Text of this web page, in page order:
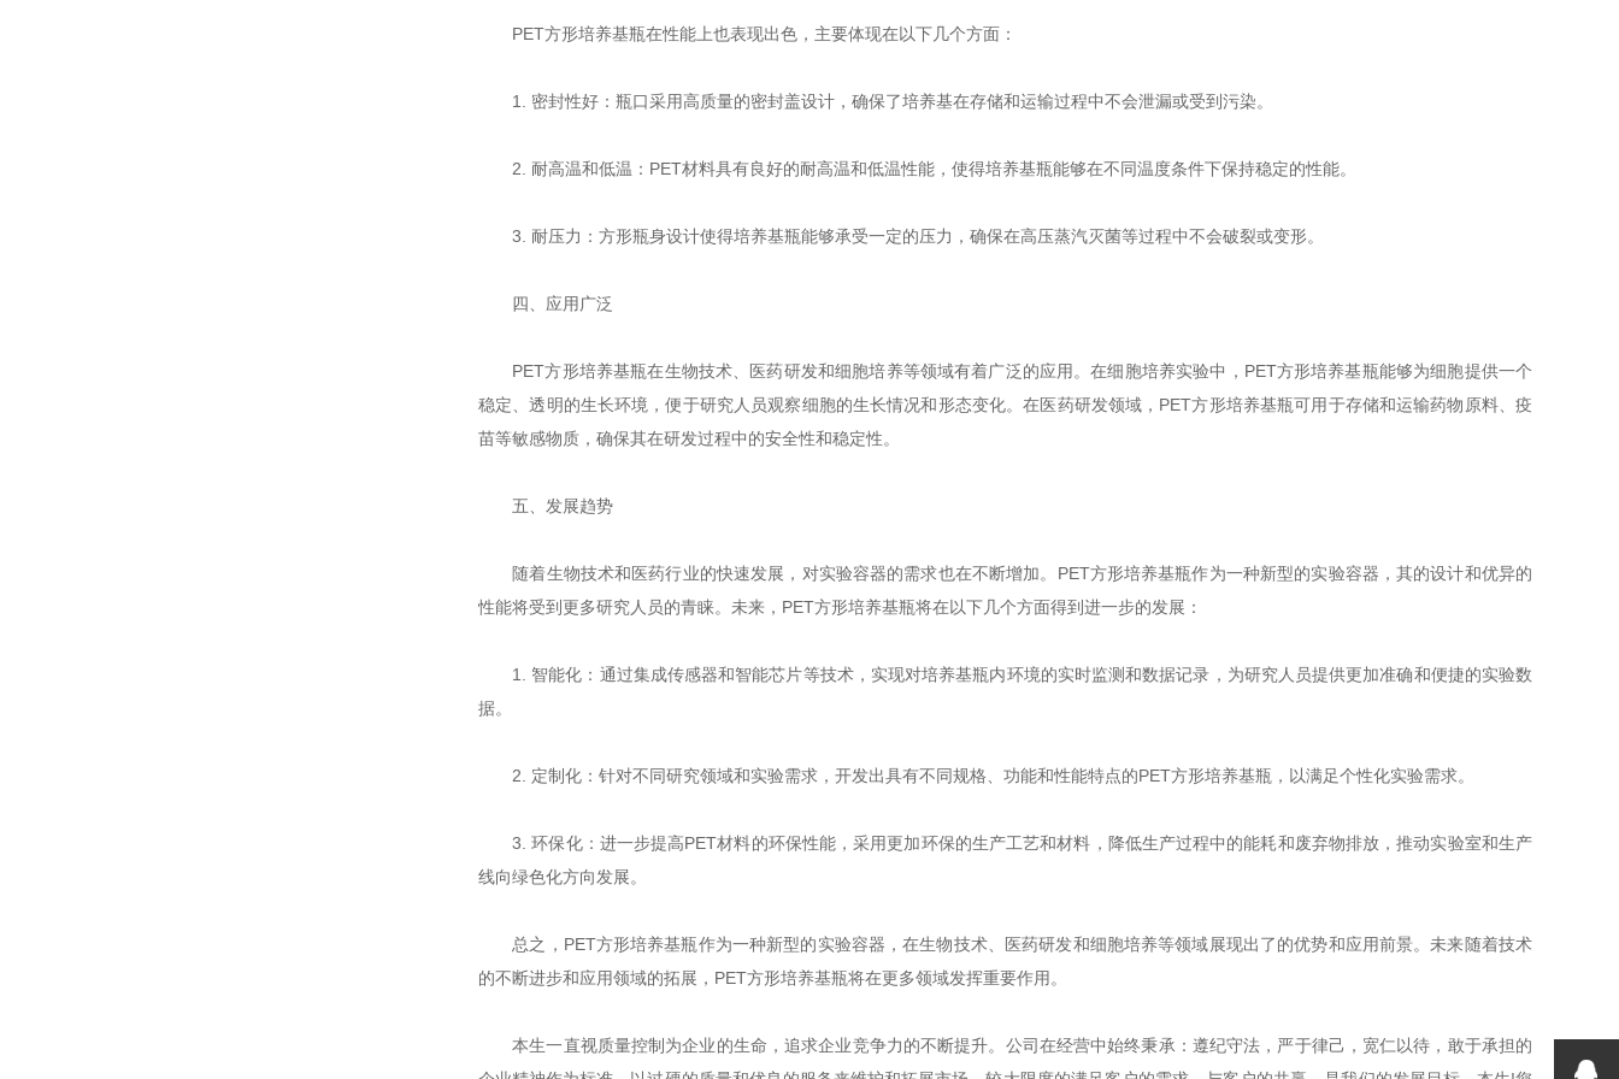
PET方形培养基瓶在性能上也表现出色，主要体现在以下几个方面：
1. 密封性好：瓶口采用高质量的密封盖设计，确保了培养基在存储和运输过程中不会泄漏或受到污染。
2. 耐高温和低温：PET材料具有良好的耐高温和低温性能，使得培养基瓶能够在不同温度条件下保持稳定的性能。
3. 耐压力：方形瓶身设计使得培养基瓶能够承受一定的压力，确保在高压蒸汽灭菌等过程中不会破裂或变形。
四、应用广泛
PET方形培养基瓶在生物技术、医药研发和细胞培养等领域有着广泛的应用。在细胞培养实验中，PET方形培养基瓶能够为细胞提供一个
稳定、透明的生长环境，便于研究人员观察细胞的生长情况和形态变化。在医药研发领域，PET方形培养基瓶可用于存储和运输药物原料、疫
苗等敏感物质，确保其在研发过程中的安全性和稳定性。
五、发展趋势
随着生物技术和医药行业的快速发展，对实验容器的需求也在不断增加。PET方形培养基瓶作为一种新型的实验容器，其的设计和优异的
性能将受到更多研究人员的青睐。未来，PET方形培养基瓶将在以下几个方面得到进一步的发展：
1. 智能化：通过集成传感器和智能芯片等技术，实现对培养基瓶内环境的实时监测和数据记录，为研究人员提供更加准确和便捷的实验数
据。
2. 定制化：针对不同研究领域和实验需求，开发出具有不同规格、功能和性能特点的PET方形培养基瓶，以满足个性化实验需求。
3. 环保化：进一步提高PET材料的环保性能，采用更加环保的生产工艺和材料，降低生产过程中的能耗和废弃物排放，推动实验室和生产
线向绿色化方向发展。
总之，PET方形培养基瓶作为一种新型的实验容器，在生物技术、医药研发和细胞培养等领域展现出了的优势和应用前景。未来随着技术
的不断进步和应用领域的拓展，PET方形培养基瓶将在更多领域发挥重要作用。
本生一直视质量控制为企业的生命，追求企业竞争力的不断提升。公司在经营中始终秉承：遵纪守法，严于律己，宽仁以待，敢于承担的